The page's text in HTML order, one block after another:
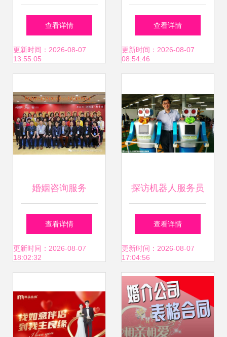
姻介绍服务是否合
规？
查看详情
更新时间：2026-08-07
13:55:05
（根据提示改编的
完整叙事性文章）
查看详情
更新时间：2026-08-07
08:54:46
婚姻咨询服务
从“牵线”到“续缘”的
转型之路
查看详情
更新时间：2026-08-07
18:02:32
探访机器人服务员
制造工厂 科技与情
感的奇妙交织
查看详情
更新时间：2026-08-07
17:04:56